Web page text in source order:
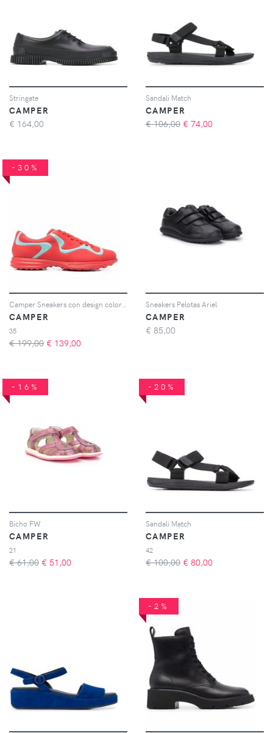
Stringate
CAMPER
€ 164,00
Sandali Match
CAMPER
€ 106,00 € 74,00
-30%
CAMPER
35
€ 199,00 € 139,00
Sneakers Pelotas Ariel
CAMPER
€ 85,00
-16%
Bicho FW
CAMPER
21
€ 61,00 € 51,00
-20%
Sandali Match
CAMPER
42
€ 100,00 € 80,00
-2%